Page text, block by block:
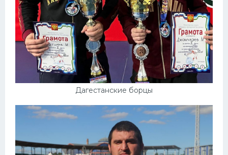
Дагестанские борцы